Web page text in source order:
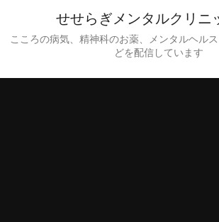
せせらぎメンタルクリニ
こころの病気、精神科のお薬、メンタルヘル
どを配信しています